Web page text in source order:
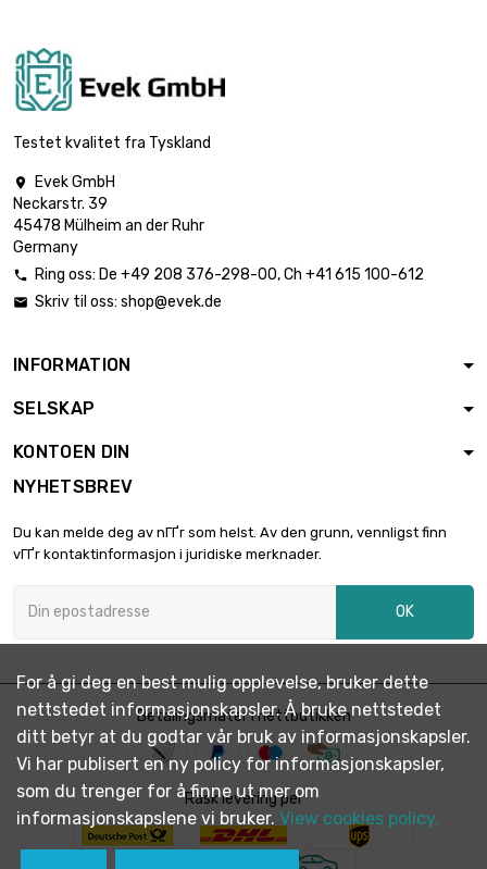
Testet kvalitet fra Tyskland

Evek GmbH
Neckarstr. 39
45478 Mülheim an der Ruhr
Germany
 Ring oss: De +49 208 376-298-00, Ch +41 615 100-612
 Skriv til oss: shop@evek.de
INFORMATION
SELSKAP
KONTOEN DIN
NYHETSBREV
Du kan melde deg av nГҐr som helst. Av den grunn, vennligst finn
vГҐr kontaktinformasjon i juridiske merknader.
OK
Betalingsmåter i nettbutikken
Rask levering per
For å gi deg en best mulig opplevelse, bruker dette
nettstedet informasjonskapsler. Å bruke nettstedet
ditt betyr at du godtar vår bruk av informasjonskapsler.
Vi har publisert en ny policy for informasjonskapsler,
som du trenger for å finne ut mer om
informasjonskapslene vi bruker. View cookies policy.